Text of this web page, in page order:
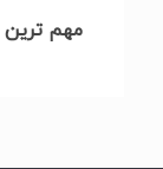
مهم